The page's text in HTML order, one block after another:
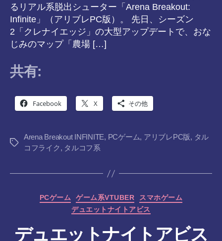
るリアル系脱出シューター「Arena Breakout:
Infinite」（アリブレPC版）。 先日、シーズン
2「クレナイエッジ」の大型アップデートで、おな
じみのマップ「農場 […]
共有:
Facebook X その他
タ
Arena Breakout INFINITE, PCゲーム, アリブレPC版, タル
コフライク , タルコフ系
カ
テ
リ
PCゲーム ゲーム系VTUBER
スマホゲーム
デュエットナイトアビス
デュエットナイトアビス